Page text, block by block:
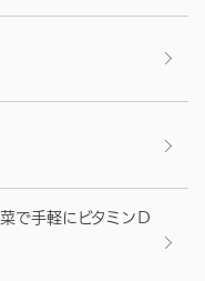
で手軽にビタミンＤ